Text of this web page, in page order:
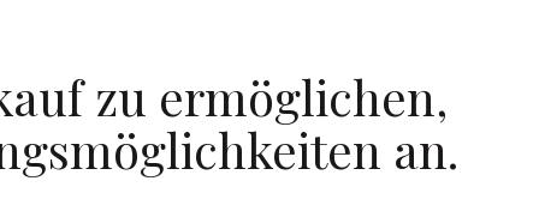
zu ermöglichen,
an.